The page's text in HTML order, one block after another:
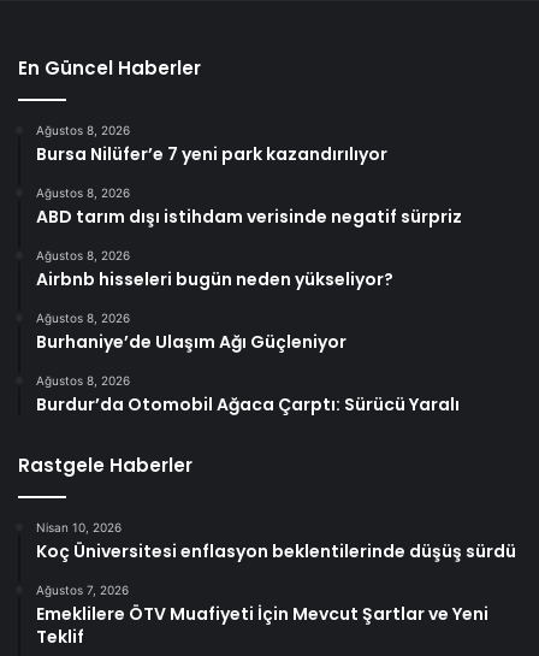
En Güncel Haberler
Ağustos 8, 2026
Bursa Nilüfer’e 7 yeni park kazandırılıyor
Ağustos 8, 2026
ABD tarım dışı istihdam verisinde negatif sürpriz
Ağustos 8, 2026
Airbnb hisseleri bugün neden yükseliyor?
Ağustos 8, 2026
Burhaniye’de Ulaşım Ağı Güçleniyor
Ağustos 8, 2026
Burdur’da Otomobil Ağaca Çarptı: Sürücü Yaralı
Rastgele Haberler
Nisan 10, 2026
Koç Üniversitesi enflasyon beklentilerinde düşüş sürdü
Ağustos 7, 2026
Emeklilere ÖTV Muafiyeti İçin Mevcut Şartlar ve Yeni
Teklif